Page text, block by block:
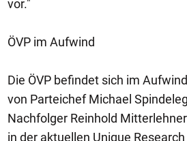
vor."
ÖVP im Aufwind
Die ÖVP befindet sich im
von Parteichef Michael
Nachfolger Reinhold
in der aktuellen Unique